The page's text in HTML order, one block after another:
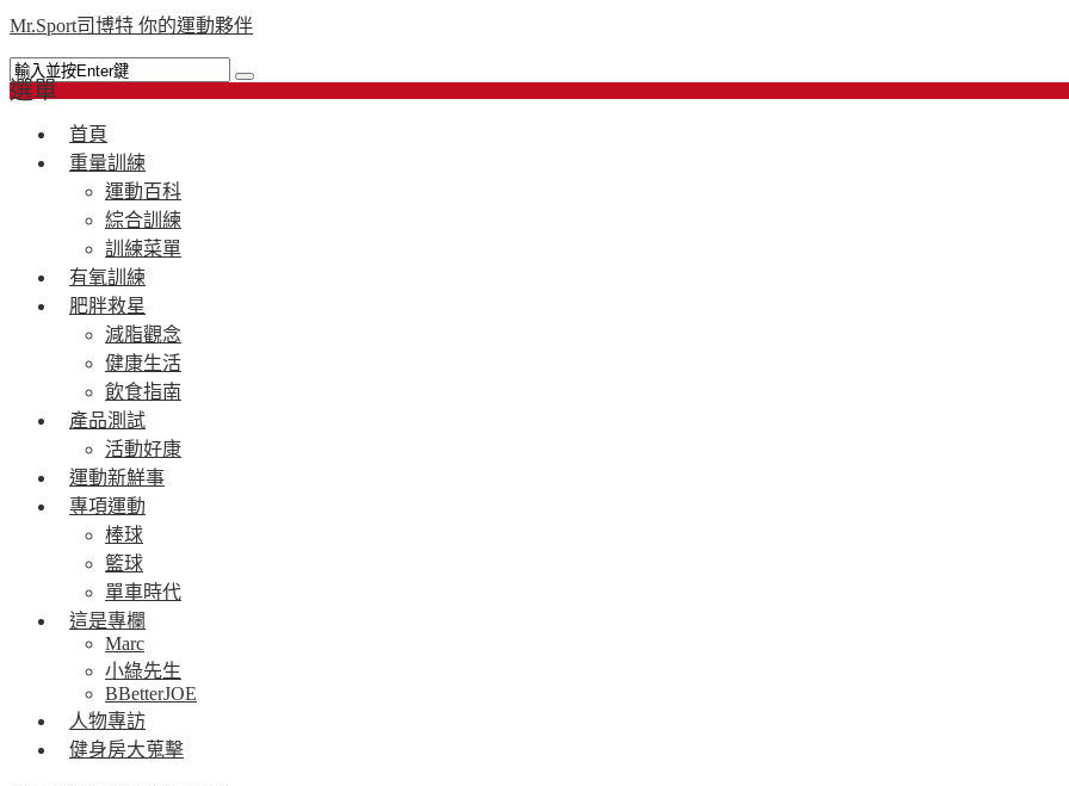
Mr.Sport司博特 你的運動夥伴
選單
首頁
重量訓練
運動百科
綜合訓練
訓練菜單
有氧訓練
肥胖救星
減脂觀念
健康生活
飲食指南
產品測試
活動好康
運動新鮮事
專項運動
棒球
籃球
單車時代
這是專欄
Marc
小綠先生
BBetterJOE
人物專訪
健身房大蒐擊